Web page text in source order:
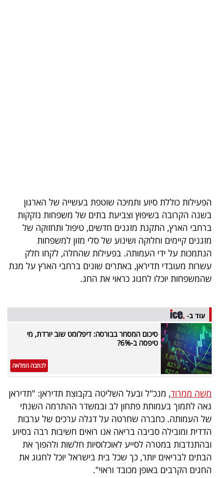
פודקאסט
40
UNDER
40
שיתופי
פעולה
דרושים
ניוזלטרים
מייל
אדום
הפעילות כוללת סיוע ותמיכה שוטפת בעשייה של הארגון
בשנה הקרובה בשיפוץ וצביעת בתים של משפחות נזקקות
ברחבי הארץ, התקנת מזגנים חדשים, טיפול ותחזוקה של
מזגנים קיימים וחלוקה ושינוע של סלי מזון למשפחות
הנתמכות על ידי העמותה. בפעילות שהחלה, לקחו חלק
עשרות מעובדי תדיראן, באתרים שונים ברחבי הארץ על מנת
שהמשפחות יוכלו לחגוג כראוי את החג.
עוד ב-
סיכום המסחר בבורסה: דיפלומט שוב יורדת, מי
טיפסה ב-6%?
לכתבה המלאה
משה ממרוד, מנכ"ל ובעל השליטה בקבוצת תדיראן: "תדיראן
גאה לתמוך בעמותת פתחון לב ובמשדר ההתרמה השנתי
של העמותה. כחברה שחרטה על דגלה ערכים של ערבות
הדדית ומובילה סביבה בריאה אנו רואים חשיבות רבה בסיוע
ובהתנדבות במטרה לסייע לאוכלוסיות חלשות ולהפוך את
הבתים לבריאים יותר, כך שכל בית בישראל יוכל לחגוג את
החגים הקרבים באופן מכובד וראוי".